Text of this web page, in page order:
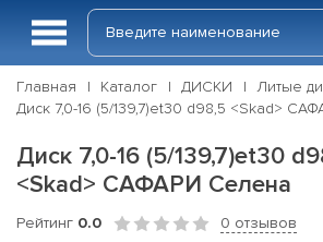
Главная Каталог ДИСКИ
Литые
Диск 7,0-16 (5/139,7)et30 d98,5 <Skad>
Диск 7,0-16 (5/139,7)et30
<Skad> САФАРИ Селена
Рейтинг 0.0 0 отзывов